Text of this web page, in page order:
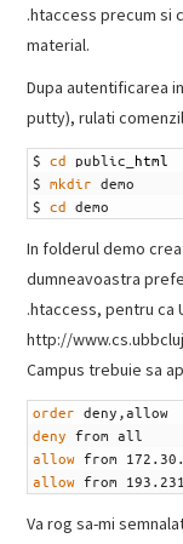
.htaccess precum si
material.
Dupa autentificarea
putty), rulati
$ cd public
html
$
mkdir
demo
$
cd demo
In folderul demo
dumneavoastra
.htaccess, pentru ca
http://
Campus trebuie sa
order deny ,allow
deny
from
all
allow from
allow from
Va rog sa-mi